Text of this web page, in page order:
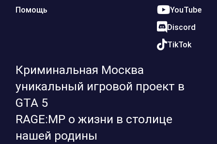
Криминальная Москва
уникальный игровой проект в
GTA 5
RAGE:MP о жизни в столице
нашей родины
Помощь
YouTube
Discord
TikTok